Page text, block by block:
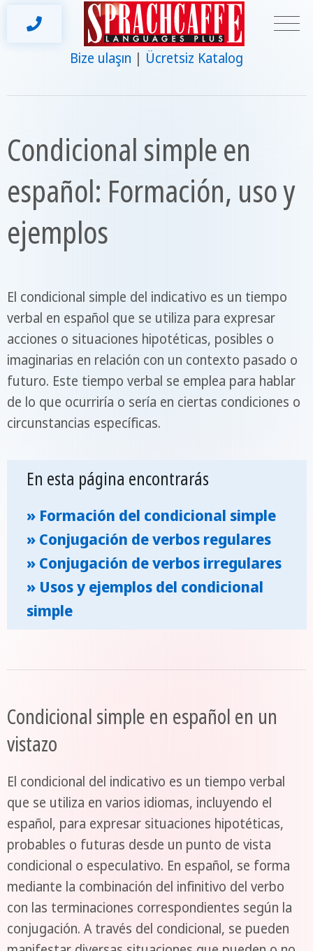
Bize ulaşın Ücretsiz Katalog
Condicional simple en
español: Formación, uso y
ejemplos
El condicional simple del indicativo es un tiempo
verbal en español que se utiliza para expresar
acciones o situaciones hipotéticas, posibles o
imaginarias en relación con un contexto pasado o
futuro. Este tiempo verbal se emplea para hablar
de lo que ocurriría o sería en ciertas condiciones o
circunstancias específicas.
En esta página encontrarás
» Formación del condicional simple
» Conjugación de verbos regulares
» Conjugación de verbos irregulares
» Usos y ejemplos del condicional
simple
Condicional simple en español en un
vistazo
El condicional del indicativo es un tiempo verbal
que se utiliza en varios idiomas, incluyendo el
español, para expresar situaciones hipotéticas,
probables o futuras desde un punto de vista
condicional o especulativo. En español, se forma
mediante la combinación del infinitivo del verbo
con las terminaciones correspondientes según la
conjugación. A través del condicional, se pueden